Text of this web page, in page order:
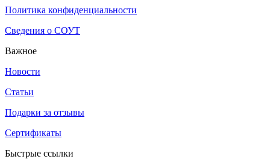
Политика конфиденциальности
Сведения о СОУТ
Важное
Новости
Статьи
Подарки за отзывы
Сертификаты
Быстрые ссылки